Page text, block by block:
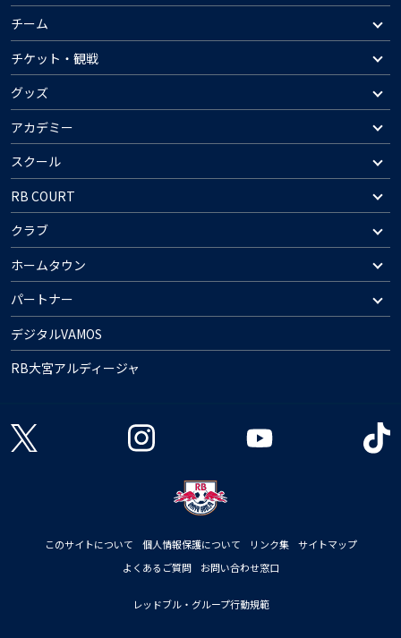
チーム
チケット・観戦
グッズ
アカデミー
スクール
RB COURT
クラブ
ホームタウン
パートナー
デジタルVAMOS
RB大宮アルディージャ
このサイトについて 個人情報保護について リンク集
サイトマップ
よくあるご質問
お問い合わせ窓口
レッドブル・グループ行動規範